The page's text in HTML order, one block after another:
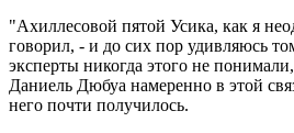
"Ахиллесовой пятой Усика, как я
говорил, - и до сих пор удивляюсь
эксперты никогда этого не
Даниель Дюбуа намеренно в этой
него почти получилось.